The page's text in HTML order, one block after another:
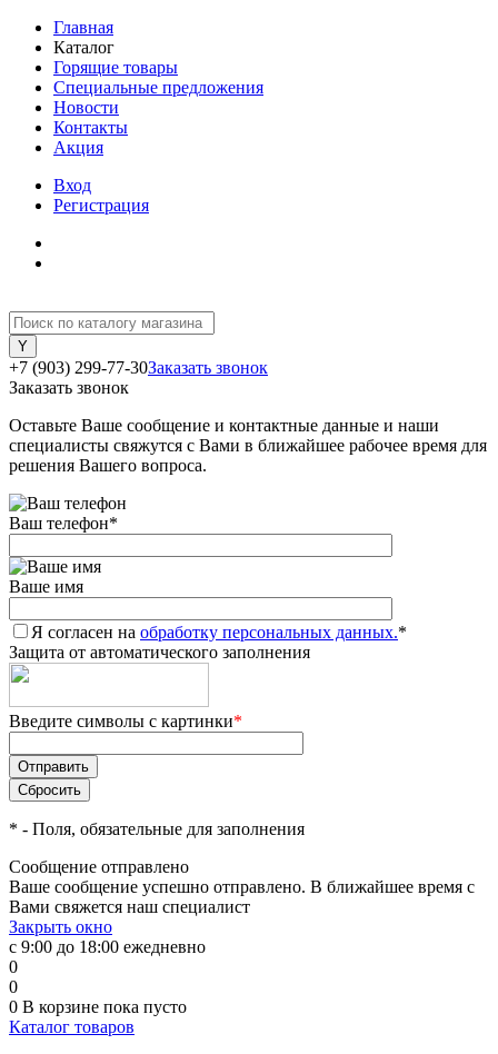
Главная
Каталог
Горящие товары
Специальные предложения
Новости
Контакты
Акция
Вход
Регистрация
+7 (903) 299-77-30Заказать звонок
Заказать звонок
Оставьте Ваше сообщение и контактные данные и наши
специалисты свяжутся с Вами в ближайшее рабочее время для
решения Вашего вопроса.
Ваш телефон*
Ваше имя
Я согласен на обработку персональных данных.*
Защита от автоматического заполнения
Введите символы с картинки*
* - Поля, обязательные для заполнения
Сообщение отправлено
Ваше сообщение успешно отправлено. В ближайшее время с
Вами свяжется наш специалист
Закрыть окно
с 9:00 до 18:00 ежедневно
0
0
0 В корзине пока пусто
Каталог товаров